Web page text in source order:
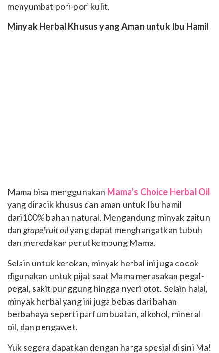
menyumbat pori-pori kulit.
Minyak Herbal Khusus yang Aman untuk Ibu Hamil
Mama bisa menggunakan Mama’s Choice Herbal Oil
yang diracik khusus dan aman untuk Ibu hamil
dari100% bahan natural. Mengandung minyak zaitun
dan grapefruit oilyang dapat menghangatkan tubuh
dan meredakan perut kembung Mama.
Selain untuk kerokan, minyak herbal ini juga cocok
digunakan untuk pijat saat Mama merasakan pegal-
pegal, sakit punggung hingga nyeri otot. Selain halal,
minyak herbal yang ini juga bebas dari bahan
berbahaya seperti parfum buatan, alkohol, mineral
oil, dan pengawet.
Yuk segera dapatkan dengan harga spesial di sini Ma!